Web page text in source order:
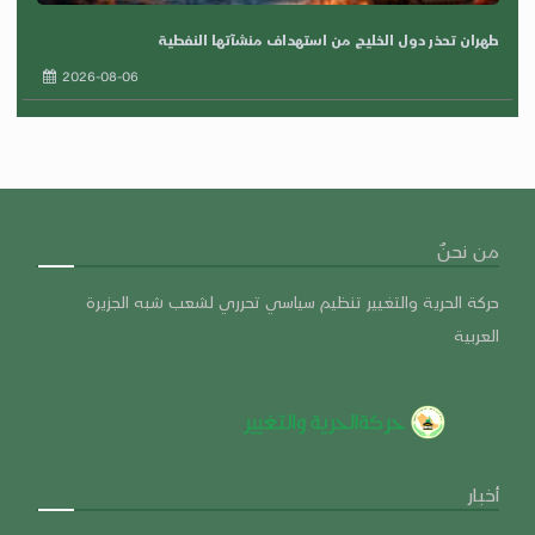
طهران تحذر دول الخليج من استهداف منشآتها النفطية
2026-08-06
من نحنٌ
حركة الحرية والتغيير تنظيم سياسي تحرري لشعب شبه الجزيرة
العربية
أخبار